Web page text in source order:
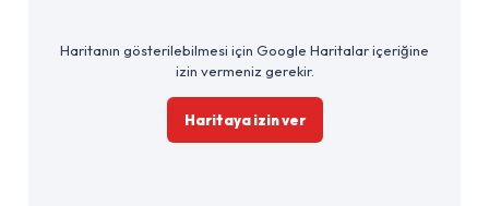
Haritanın gösterilebilmesi için Google Haritalar içeriğine
izin vermeniz gerekir.
Haritaya izin ver